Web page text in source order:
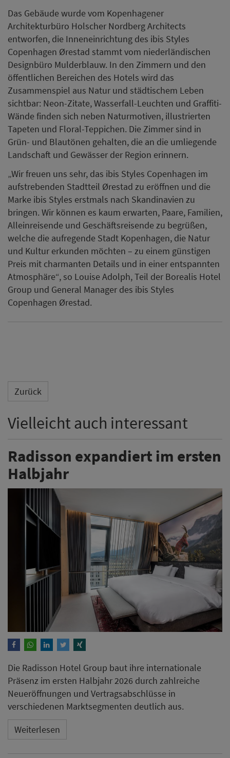
Das Gebäude wurde vom Kopenhagener
Architekturbüro Holscher Nordberg Architects
entworfen, die Inneneinrichtung des ibis Styles
Copenhagen Ørestad stammt vom niederländischen
Designbüro Mulderblauw. In den Zimmern und den
öffentlichen Bereichen des Hotels wird das
Zusammenspiel aus Natur und städtischem Leben
sichtbar: Neon-Zitate, Wasserfall-Leuchten und Graffiti-
Wände finden sich neben Naturmotiven, illustrierten
Tapeten und Floral-Teppichen. Die Zimmer sind in
Grün- und Blautönen gehalten, die an die umliegende
Landschaft und Gewässer der Region erinnern.
„Wir freuen uns sehr, das ibis Styles Copenhagen im
aufstrebenden Stadtteil Ørestad zu eröffnen und die
Marke ibis Styles erstmals nach Skandinavien zu
bringen. Wir können es kaum erwarten, Paare, Familien,
Alleinreisende und Geschäftsreisende zu begrüßen,
welche die aufregende Stadt Kopenhagen, die Natur
und Kultur erkunden möchten – zu einem günstigen
Preis mit charmanten Details und in einer entspannten
Atmosphäre“, so Louise Adolph, Teil der Borealis Hotel
Group und General Manager des ibis Styles
Copenhagen Ørestad.
Zurück
Vielleicht auch interessant
Radisson expandiert im ersten
Halbjahr
Die Radisson Hotel Group baut ihre internationale
Präsenz im ersten Halbjahr 2026 durch zahlreiche
Neueröffnungen und Vertragsabschlüsse in
verschiedenen Marktsegmenten deutlich aus.
Weiterlesen